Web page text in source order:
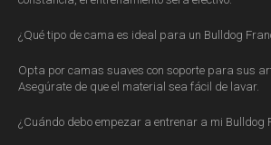
¿Qué tipo de cama es ideal para un Bulldog
Opta por camas suaves con soporte para sus
Asegúrate de que el material sea fácil de lavar.
¿Cuándo debo empezar a entrenar a mi Bulldog